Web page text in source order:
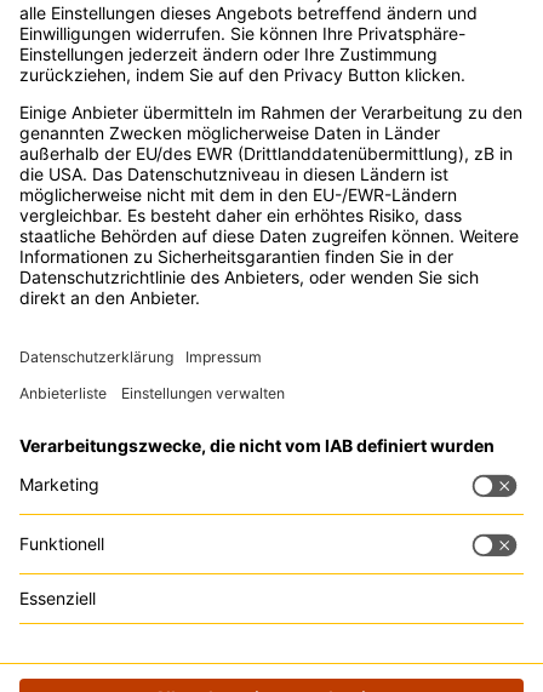
Digitalraum ebenso geeignet
wie für alle, die es werden
wollen. Made by
OnlineMarketing.de GmbH
Tipp:Trackboxxist die perfekte
Google Analytics Alternative
Podcast
Kontakt
Digital Bash by
OnlineMarketing.de
Straße 14
20459 Hamburg
Deutschland
info@digitalbash.de
Rechtliches
Datenschutz
Zu den